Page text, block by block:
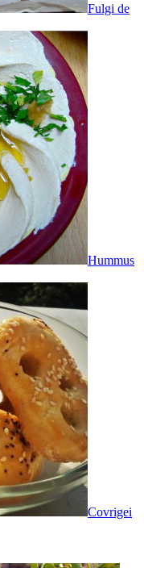
Fulgi de
Hummus
Covrigei